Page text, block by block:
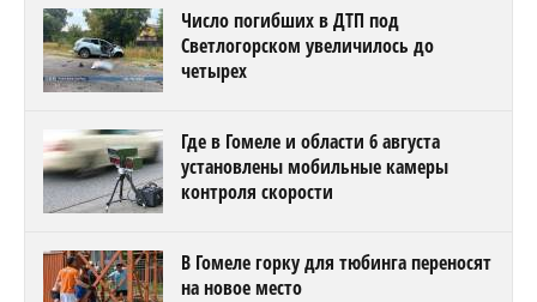
Число погибших в ДТП под
Светлогорском увеличилось до
четырех
Где в Гомеле и области 6 августа
установлены мобильные камеры
контроля скорости
В Гомеле горку для тюбинга переносят
на новое место